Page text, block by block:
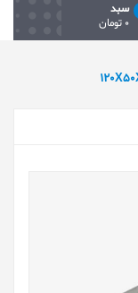
سبد
0 تومان